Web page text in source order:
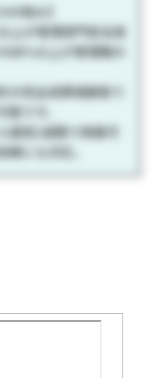
の強み】
上が管理部門担当者
68％以上が管理職の
の完全成果報酬型で
能です。
最短1週間で掲載可
にも対応。